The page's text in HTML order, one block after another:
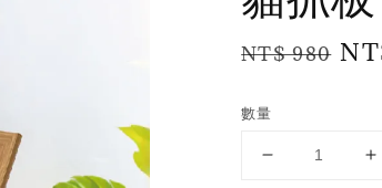
Regular
NT$ 980
數量